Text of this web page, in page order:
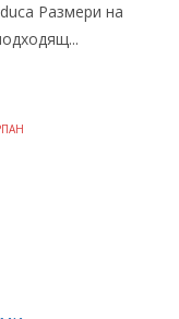
Размери на